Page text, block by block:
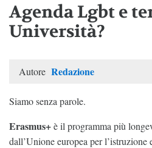
Agenda Lgbt e
Università?
Autore Redazione
Siamo senza parole.
Erasmus+è il programma più
dall’Unione europea per